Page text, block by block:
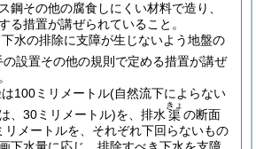
鋼その他の腐食しにくい材料で造り、
る措置が講ぜられていること。
水の排除に支障が生じないよう地盤の
の設置その他の規則で定める措置が講ぜ
100ミリメートル(自然流下によらない
、30ミリメートル)を、排水 渠
きょ
の断面
リメートルを、それぞれ下回らないもの